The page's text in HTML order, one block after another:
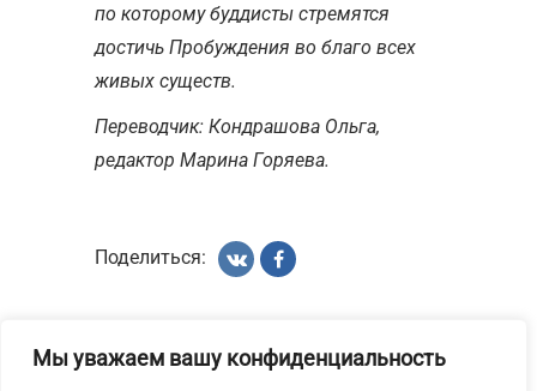
Мы уважаем вашу конфиденциальность
по которому буддисты стремятся
достичь Пробуждения во благо всех
живых существ.
Переводчик: Кондрашова Ольга,
редактор Марина Горяева.
Поделиться: